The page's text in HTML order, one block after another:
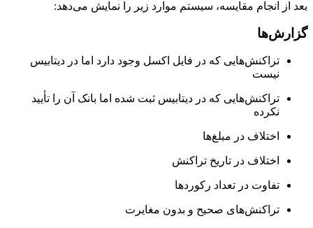
بعد از انجام مقایسه، سیستم موارد زیر را نمایش می‌دهد:
گزارش‌ها
تراکنش‌هایی که در فایل اکسل وجود دارد اما در دیتابیس
نیست
تراکنش‌هایی که در دیتابیس ثبت شده اما بانک آن را تأیید
نکرده
اختلاف در مبلغ‌ها
اختلاف در تاریخ تراکنش
تفاوت در تعداد رکوردها
تراکنش‌های صحیح و بدون مغایرت